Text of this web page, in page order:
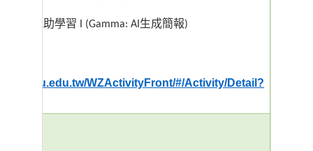
自主互助學習 I (Gamma: AI 生成簡報)
WZActivityFront/#/Activity/Detail?